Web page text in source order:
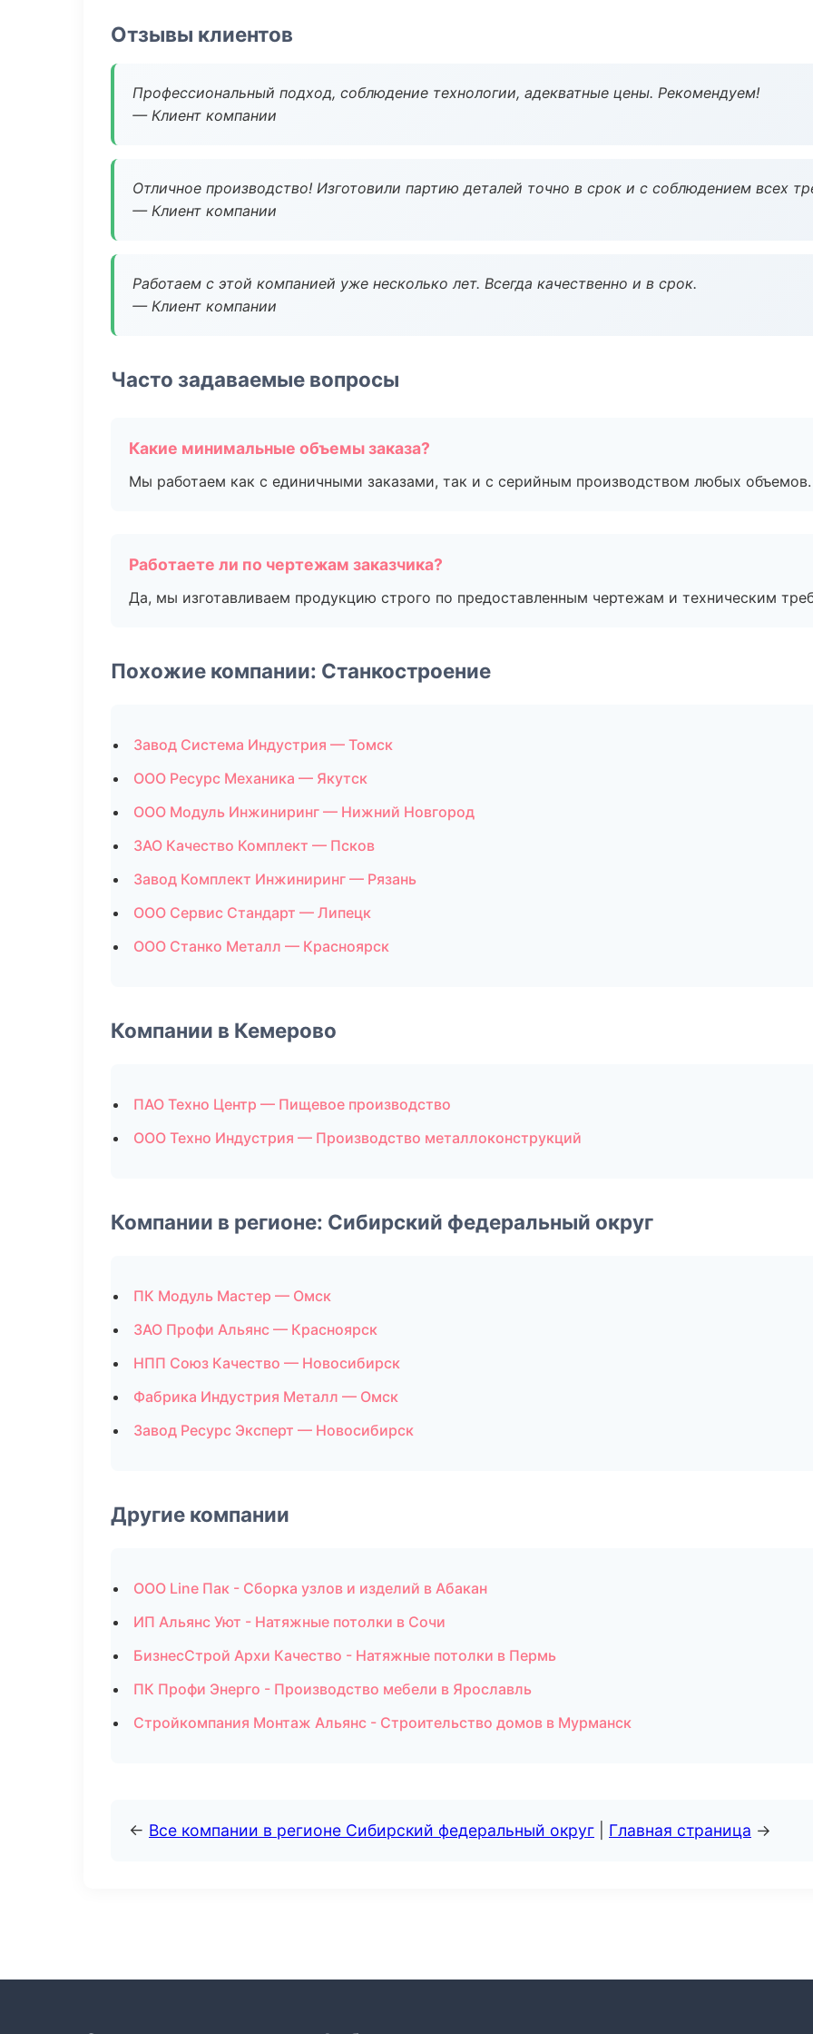
Отзывы клиентов
Профессиональный подход, соблюдение технологии, адекватные цены. Рекомендуем!
— Клиент компании
Отличное производство! Изготовили партию деталей точно в срок и с соблюдением всех
— Клиент компании
Работаем с этой компанией уже несколько лет. Всегда качественно и в срок.
— Клиент компании
Часто задаваемые вопросы
Какие минимальные объемы заказа?
Мы работаем как с единичными заказами, так и с серийным производством любых объемов.
Работаете ли по чертежам заказчика?
Да, мы изготавливаем продукцию строго по предоставленным чертежам и техническим
Похожие компании: Станкостроение
Завод Система Индустрия — Томск
ООО Ресурс Механика — Якутск
ООО Модуль Инжиниринг — Нижний Новгород
ЗАО Качество Комплект — Псков
Завод Комплект Инжиниринг — Рязань
ООО Сервис Стандарт — Липецк
ООО Станко Металл — Красноярск
Компании в Кемерово
ПАО Техно Центр — Пищевое производство
ООО Техно Индустрия — Производство металлоконструкций
Компании в регионе: Сибирский федеральный округ
ПК Модуль Мастер — Омск
ЗАО Профи Альянс — Красноярск
НПП Союз Качество — Новосибирск
Фабрика Индустрия Металл — Омск
Завод Ресурс Эксперт — Новосибирск
Другие компании
ООО Line Пак - Сборка узлов и изделий в Абакан
ИП Альянс Уют - Натяжные потолки в Сочи
БизнесСтрой Архи Качество - Натяжные потолки в Пермь
ПК Профи Энерго - Производство мебели в Ярославль
Стройкомпания Монтаж Альянс - Строительство домов в Мурманск
← Все компании в регионе Сибирский федеральный округ Главная страница →